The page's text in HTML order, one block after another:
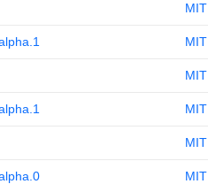
MIT
MIT
MIT
MIT
MIT
MIT